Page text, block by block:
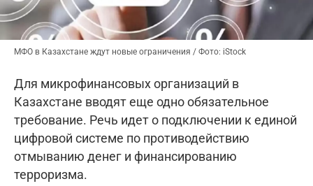
МФО в Казахстане ждут новые ограничения / Фото: iStock
Для микрофинансовых организаций в
Казахстане вводят еще одно обязательное
требование. Речь идет о подключении к единой
цифровой системе по противодействию
отмыванию денег и финансированию
терроризма.